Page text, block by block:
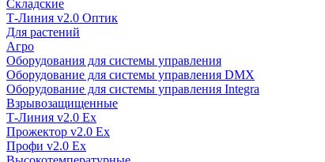
Складские
Т-Линия v2.0 Оптик
Для растений
Агро
Оборудования для системы управления
Оборудование для системы управления DMX
Оборудование для системы управления Integra
Взрывозащищенные
Т-Линия v2.0 Ex
Прожектор v2.0 Ex
Профи v2.0 Ex